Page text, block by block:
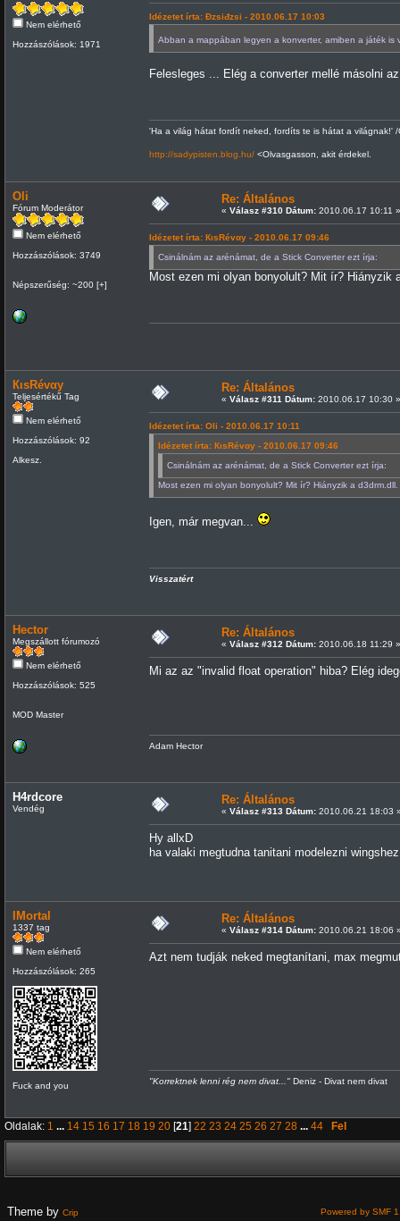
Nem elérhető
Hozzászólások: 1971
Idézetet írta: Đzsiđzsi - 2010.06.17 10:03
Abban a mappában legyen a konverter, amiben a játék
Felesleges ... Elég a converter mellé másolni
'Ha a világ hátat fordít neked, fordíts te is hátat a világnak!' /
http://sadypisten.blog.hu/<Olvasgasson, akit érdekel.
Oli
Fórum Moderátor
Nem elérhető
Hozzászólások: 3749
Népszerűség: ~200 [+]
Re: Általános
« Válasz #310 Dátum:2010.06.17 10:11 »
Idézetet írta: КιsRévαy - 2010.06.17 09:46
Csinálnám az arénámat, de a Stick Converter ezt írja:
Most ezen mi olyan bonyolult? Mit ír? Hiányzik
КιsRévαy
Teljesértékű Tag
Nem elérhető
Hozzászólások: 92
Alkesz.
Re: Általános
« Válasz #311 Dátum:2010.06.17 10:30 »
Idézetet írta: Oli - 2010.06.17 10:11
Idézetet írta: КιsRévαy - 2010.06.17 09:46
Csinálnám az arénámat, de a Stick Converter ezt írja:
Most ezen mi olyan bonyolult? Mit ír? Hiányzik a
Igen, már megvan...
Visszatért
Hector
Megszállott fórumozó
Nem elérhető
Hozzászólások: 525
MOD Master
Re: Általános
« Válasz #312 Dátum:2010.06.18 11:29 »
Mi az az "invalid float operation" hiba? Elég
Adam Hector
H4rdcore
Vendég
Re: Általános
« Válasz #313 Dátum:2010.06.21 18:03
Hy allxD
ha valaki megtudna tanitani modelezni
IMortal
1337 tag
Nem elérhető
Hozzászólások: 265
Fuck and you
Re: Általános
« Válasz #314 Dátum:2010.06.21 18:06
Azt nem tudják neked megtanítani, max
"Korrektnek lenni rég nem divat..."Deniz - Divat nem divat
Oldalak: 1 ... 14 15 16 17 18 19 20[21] 22 23 24 25 26 27 28 ... 44 Fel
Theme by Crip Powered by SMF